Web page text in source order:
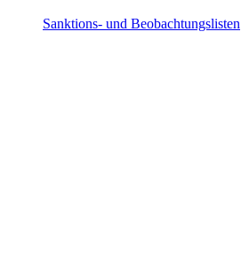
Sanktions- und Beobachtungslisten